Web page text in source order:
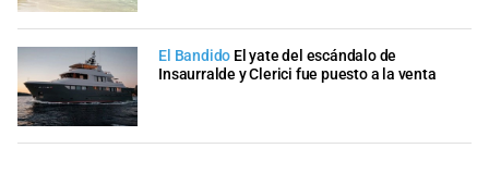
El Bandido El yate del escándalo de
Insaurralde y Clerici fue puesto a la venta